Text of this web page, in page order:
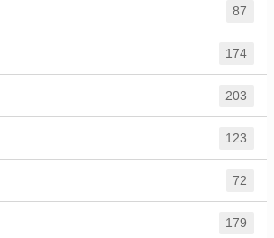
87
174
203
123
72
179